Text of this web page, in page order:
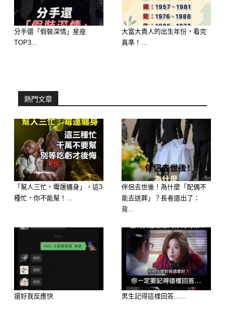
請仔細觀察以下的花朵，並選出你最喜
歡的一朵 展開你內在的色彩！
分手還「假裝深情」星座
TOP3...
大富大貴人的出生年份，看完
真準！...
熱門文章
「幫人三忙，霉運纏身」，這3
種忙，你不能幫！...
伴侶去世後！為什麼「配偶不
能去送葬」？長者道出了：
背...
還好我反應快 男生記得這樣回答…...